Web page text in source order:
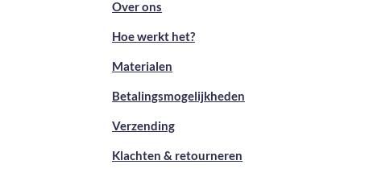
Over ons
Hoe werkt het?
Materialen
Betalingsmogelijkheden
Verzending
Klachten & retourneren